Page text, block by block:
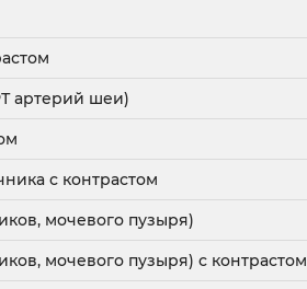
артерий шеи)
с контрастом
мочевого пузыря)
мочевого пузыря) с контрастом